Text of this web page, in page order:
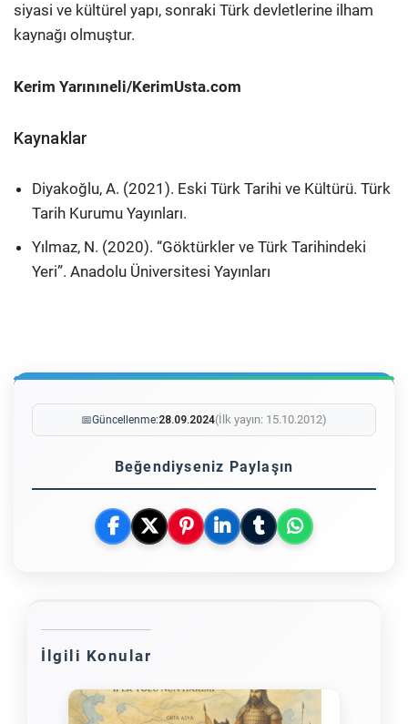
siyasi ve kültürel yapı, sonraki Türk devletlerine ilham
kaynağı olmuştur.
Kerim Yarınıneli/KerimUsta.com
Kaynaklar
Diyakoğlu, A. (2021). Eski Türk Tarihi ve Kültürü. Türk
Tarih Kurumu Yayınları.
Yılmaz, N. (2020). “Göktürkler ve Türk Tarihindeki
Yeri”. Anadolu Üniversitesi Yayınları
📅Güncellenme:28.09.2024(İlk yayın: 15.10.2012)
Beğendiyseniz Paylaşın
İlgili Konular